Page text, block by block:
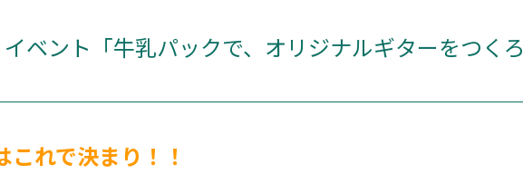
ベント「牛乳パックで、オリジナルギターをつくろ
れで決まり！！